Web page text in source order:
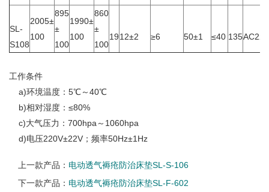
SL-
S108
2005±
100
895
±
100
1990±
100
860
±
100
1912±2 ≥6 50±1 ≤40 135
工作条件
a)环境温度：5℃～40℃
b)相对湿度：≤80%
c)大气压力：700hpa～1060hpa
d)电压220V±22V；频率50Hz±1Hz
上一款产品： 电动透气褥疮防治床垫SL-S-106
下一款产品： 电动透气褥疮防治床垫SL-F-602